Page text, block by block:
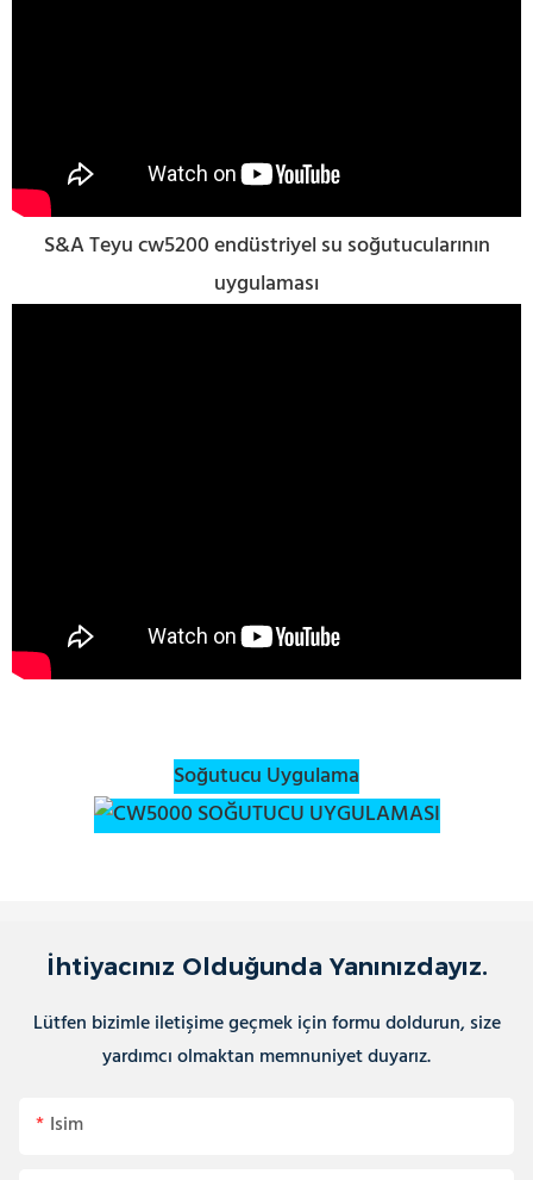
S&A Teyu cw5200 endüstriyel su soğutucularının
uygulaması
Soğutucu Uygulama
İhtiyacınız Olduğunda Yanınızdayız.
Lütfen bizimle iletişime geçmek için formu doldurun, size
yardımcı olmaktan memnuniyet duyarız.
Isim